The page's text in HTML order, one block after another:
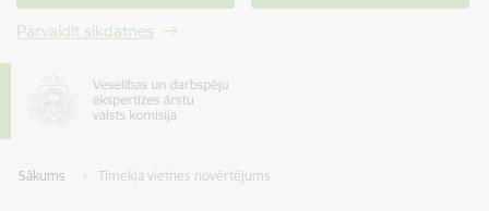
Pārvaldīt sīkdatnes
Sākums Tīmekļa vietnes novērtējums